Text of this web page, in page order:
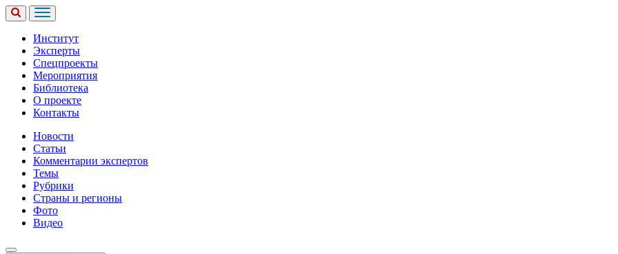
Институт
Эксперты
Спецпроекты
Мероприятия
Библиотека
О проекте
Контакты
Новости
Статьи
Комментарии экспертов
Темы
Рубрики
Страны и регионы
Фото
Видео